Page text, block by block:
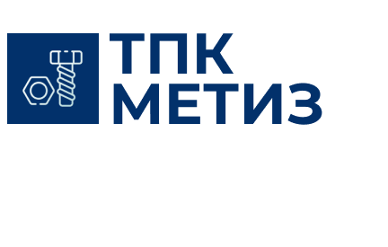
content